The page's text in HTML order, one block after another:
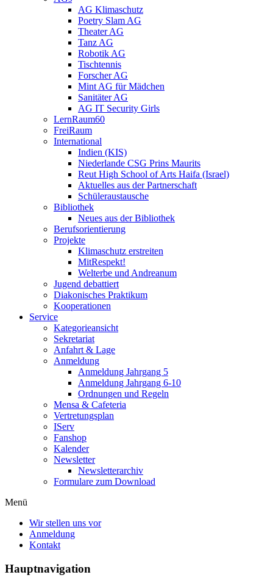
AG Klimaschutz
Poetry Slam AG
Theater AG
Tanz AG
Robotik AG
Tischtennis
Forscher AG
Mint AG für Mädchen
Sanitäter AG
AG IT Security Girls
LernRaum60
FreiRaum
International
Indien (KIS)
Niederlande CSG Prins Maurits
Reut High School of Arts Haifa (Israel)
Aktuelles aus der Partnerschaft
Schüleraustausche
Bibliothek
Neues aus der Bibliothek
Berufsorientierung
Projekte
Klimaschutz erstreiten
MitRespekt!
Welterbe und Andreanum
Jugend debattiert
Diakonisches Praktikum
Kooperationen
Service
Kategorieansicht
Sekretariat
Anfahrt & Lage
Anmeldung
Anmeldung Jahrgang 5
Anmeldung Jahrgang 6-10
Ordnungen und Regeln
Mensa & Cafeteria
Vertretungsplan
IServ
Fanshop
Kalender
Newsletter
Newsletterarchiv
Formulare zum Download
Menü
Wir stellen uns vor
Anmeldung
Kontakt
Hauptnavigation